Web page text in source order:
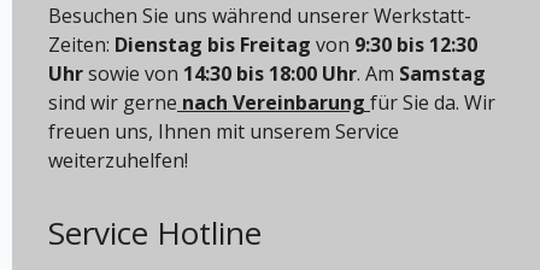
Besuchen Sie uns während unserer Werkstatt-
Zeiten: Dienstag bis Freitag von 9:30 bis 12:30
Uhrsowie von 14:30 bis 18:00 Uhr. Am Samstag
sind wir gerne nach Vereinbarung für Sie da. Wir
freuen uns, Ihnen mit unserem Service
weiterzuhelfen!
Service Hotline